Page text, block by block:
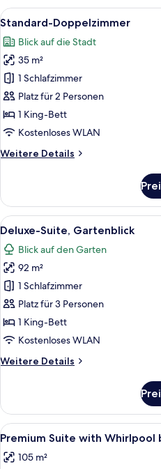
Alle
Fotos
für
Standard-
Doppelzimmer
anzeigen
4
Standard-Doppelzimmer
Blick auf die Stadt
35 m²
1 Schlafzimmer
Platz für 2 Personen
1 King-Bett
Kostenloses WLAN
Weitere Details
Weitere
Doppelzimmer
Alle
Fotos
für
Deluxe-
Suite,
Gartenblick
anzeigen
7
Deluxe-Suite, Gartenblick
Blick auf den Garten
92 m²
1 Schlafzimmer
Platz für 3 Personen
1 King-Bett
Kostenloses WLAN
Weitere Details
Weitere
Suite,
Gartenblick
Alle
Fotos
für
8
Premium Suite with Whirlpool
105 m²